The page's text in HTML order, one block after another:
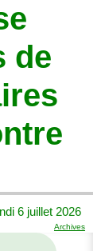
de
6 juillet 2026
Archives